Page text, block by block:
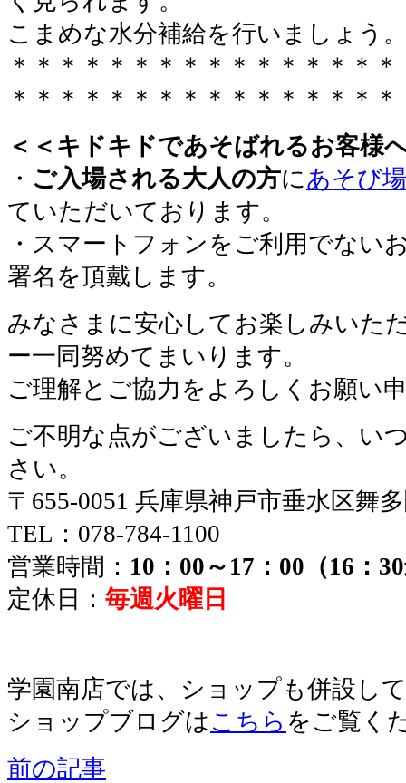
こまめな水分補給を行いましょう
＊＊＊＊＊＊＊＊＊＊＊＊＊＊＊
＊＊＊＊＊＊＊＊＊＊＊＊＊＊＊＊
＜＜キドキドであそばれるお客様
・ ご入場される大人の方にあそび
ていただいております。
・スマートフォンをご利用でない
署名を頂戴します。
みなさまに安心してお楽しみいた
ー一同努めてまいります。
ご理解とご協力をよろしくお願い
ご不明な点がございましたら、い
さい。
〒655-0051 兵庫県神戸市垂水区舞
TEL：078-784-1100
営業時間： 10：00～17：00（16：
定休日： 毎週火曜日
学園南店では、ショップも併設し
ショップブログは こちら をご覧く
前の記事